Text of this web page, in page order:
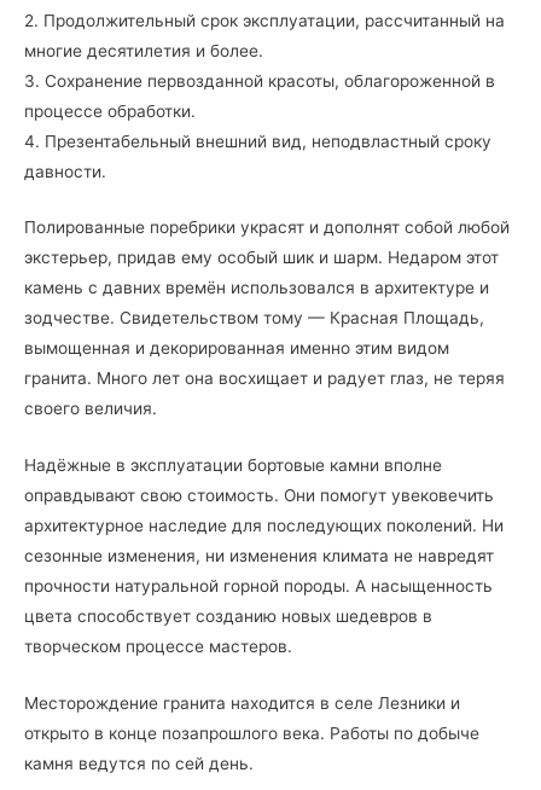
2. Продолжительный срок эксплуатации, рассчитанный на
многие десятилетия и более.
3. Сохранение первозданной красоты, облагороженной в
процессе обработки.
4. Презентабельный внешний вид, неподвластный сроку
давности.
Полированные поребрики украсят и дополнят собой любой
экстерьер, придав ему особый шик и шарм. Недаром этот
камень с давних времён использовался в архитектуре и
зодчестве. Свидетельством тому — Красная Площадь,
вымощенная и декорированная именно этим видом
гранита. Много лет она восхищает и радует глаз, не теряя
своего величия.
Надёжные в эксплуатации бортовые камни вполне
оправдывают свою стоимость. Они помогут увековечить
архитектурное наследие для последующих поколений. Ни
сезонные изменения, ни изменения климата не навредят
прочности натуральной горной породы. А насыщенность
цвета способствует созданию новых шедевров в
творческом процессе мастеров.
Месторождение гранита находится в селе Лезники и
открыто в конце позапрошлого века. Работы по добыче
камня ведутся по сей день.